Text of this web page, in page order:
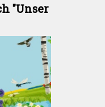
"Unser